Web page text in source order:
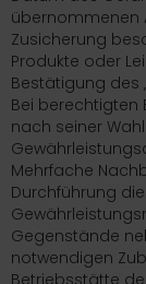
übernommenen
Zusicherung
Produkte oder
Bestätigung des
Bei berechtigten
nach seiner
Mehrfache
Durchführung
Gegenstände
notwendigen